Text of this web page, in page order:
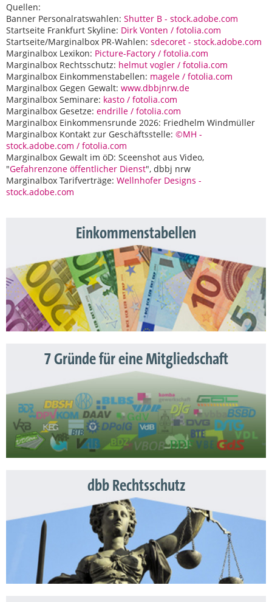
Quellen:
Banner Personalratswahlen: Shutter B - stock.adobe.com
Startseite Frankfurt Skyline: Dirk Vonten / fotolia.com
Startseite/Marginalbox PR-Wahlen: sdecoret - stock.adobe.com
Marginalbox Lexikon: Picture-Factory / fotolia.com
Marginalbox Rechtsschutz: helmut vogler / fotolia.com
Marginalbox Einkommenstabellen: magele / fotolia.com
Marginalbox Gegen Gewalt: www.dbbjnrw.de
Marginalbox Seminare: kasto / fotolia.com
Marginalbox Gesetze: endrille / fotolia.com
Marginalbox Einkommensrunde 2026: Friedhelm Windmüller
Marginalbox Kontakt zur Geschäftsstelle: ©MH -
stock.adobe.com / fotolia.com
Marginalbox Gewalt im öD: Sceenshot aus Video,
"Gefahrenzone öffentlicher Dienst", dbbj nrw
Marginalbox Tarifverträge: Wellnhofer Designs -
stock.adobe.com
Einkommenstabellen
7 Gründe für eine Mitgliedschaft
dbb Rechtsschutz